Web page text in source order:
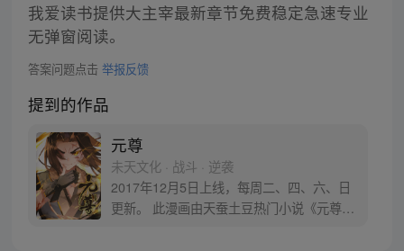
我爱读书提供大主宰最新章节免费稳定急速专业
无弹窗阅读。
答案问题点击 举报反馈
提到的作品
元尊
未天文化 · 战斗 · 逆袭
2017年12月5日上线，每周二、四、六、日
更新。 此漫画由天蚕土豆热门小说《元尊》